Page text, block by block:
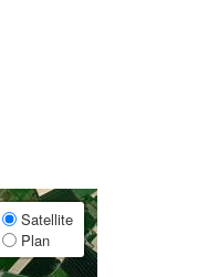
Satellite
Plan